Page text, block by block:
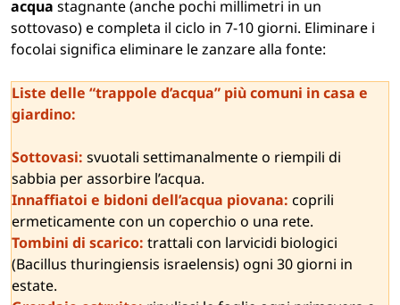
acqua stagnante (anche pochi millimetri in un
sottovaso) e completa il ciclo in 7-10 giorni. Eliminare i
focolai significa eliminare le zanzare alla fonte:
Liste delle “trappole d’acqua” più comuni in casa e
giardino:
Sottovasi: svuotali settimanalmente o riempili di
sabbia per assorbire l’acqua.
Innaffiatoi e bidoni dell’acqua piovana: coprili
ermeticamente con un coperchio o una rete.
Tombini di scarico: trattali con larvicidi biologici
(Bacillus thuringiensis israelensis) ogni 30 giorni in
estate.